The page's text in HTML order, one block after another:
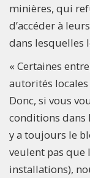
minières, qui
d’accéder à
dans lesquelles
« Certaines
autorités
Donc, si vous
conditions dans
y a toujours le
veulent pas que
installations),